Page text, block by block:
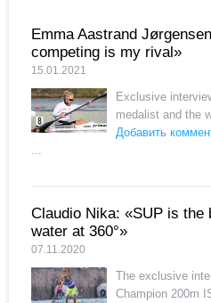
Emma Aastrand
competing is my rival»
15.01.2021
Exclusive
medalist and the
Добавить
Claudio Nika: «SUP is the
water at 360°»
07.11.2020
The exclusive
Champion 200m